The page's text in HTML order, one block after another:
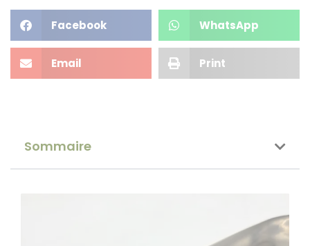
Facebook WhatsApp
Email Print
Sommaire